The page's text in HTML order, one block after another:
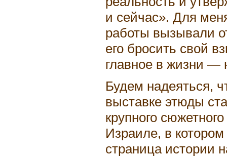
и сейчас». Для
работы вызывали
его бросить свой
главное в жизни —
Будем надеяться,
выставке этюды
крупного
Израиле, в
страница истории